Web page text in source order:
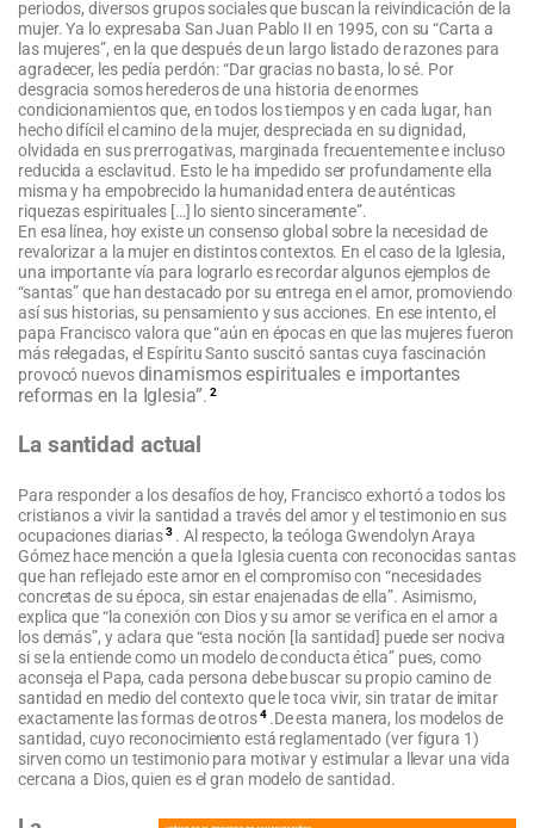
periodos, diversos grupos sociales que buscan la reivindicación de la
mujer. Ya lo expresaba San Juan Pablo II en 1995, con su “Carta a
las mujeres”, en la que después de un largo listado de razones para
agradecer, les pedía perdón: “Dar gracias no basta, lo sé. Por
desgracia somos herederos de una historia de enormes
condicionamientos que, en todos los tiempos y en cada lugar, han
hecho difícil el camino de la mujer, despreciada en su dignidad,
olvidada en sus prerrogativas, marginada frecuentemente e incluso
reducida a esclavitud. Esto le ha impedido ser profundamente ella
misma y ha empobrecido la humanidad entera de auténticas
riquezas espirituales […] lo siento sinceramente”.
En esa línea, hoy existe un consenso global sobre la necesidad de
revalorizar a la mujer en distintos contextos. En el caso de la Iglesia,
una importante vía para lograrlo es recordar algunos ejemplos de
“santas” que han destacado por su entrega en el amor, promoviendo
así sus historias, su pensamiento y sus acciones. En ese intento, el
papa Francisco valora que “aún en épocas en que las mujeres fueron
más relegadas, el Espíritu Santo suscitó santas cuya fascinación
provocó nuevosdinamismos espirituales e importantes
reformas en la Iglesia”. 2
La santidad actual
Para responder a los desafíos de hoy, Francisco exhortó a todos los
cristianos a vivir la santidad a través del amor y el testimonio en sus
ocupaciones diarias3 . Al respecto, la teóloga Gwendolyn Araya
Gómez hace mención a que la Iglesia cuenta con reconocidas santas
que han reflejado este amor en el compromiso con “necesidades
concretas de su época, sin estar enajenadas de ella”. Asimismo,
explica que “la conexión con Dios y su amor se verifica en el amor a
los demás”, y aclara que “esta noción [la santidad] puede ser nociva
si se la entiende como un modelo de conducta ética” pues, como
aconseja el Papa, cada persona debe buscar su propio camino de
santidad en medio del contexto que le toca vivir, sin tratar de imitar
exactamente las formas de otros4 .De esta manera, los modelos de
santidad, cuyo reconocimiento está reglamentado (ver figura 1)
sirven como un testimonio para motivar y estimular a llevar una vida
cercana a Dios, quien es el gran modelo de santidad.